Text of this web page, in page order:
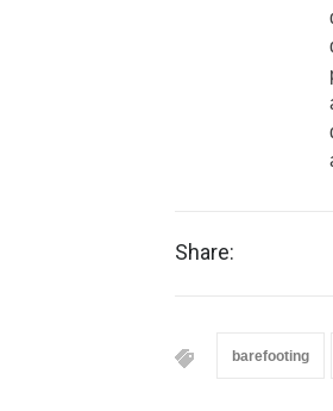
Share:
barefooting